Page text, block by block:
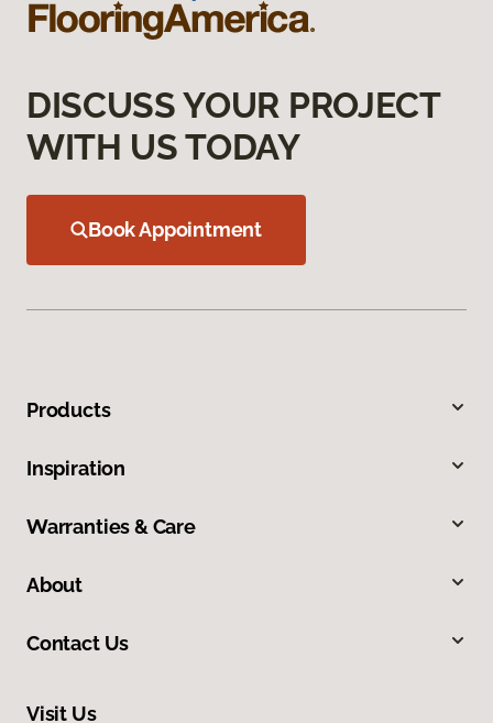
DISCUSS YOUR PROJECT
WITH US TODAY
Book Appointment
Products
Inspiration
Warranties & Care
About
Contact Us
Visit Us